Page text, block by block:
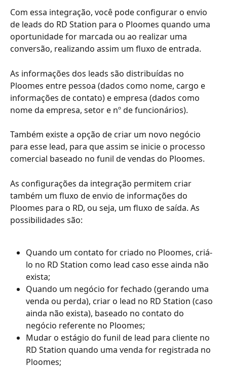
Com essa integração, você pode configurar o envio
de leads do RD Station para o Ploomes quando uma
oportunidade for marcada ou ao realizar uma
conversão, realizando assim um fluxo de entrada.
As informações dos leads são distribuídas no
Ploomes entre pessoa (dados como nome, cargo e
informações de contato) e empresa (dados como
nome da empresa, setor e nº de funcionários).
Também existe a opção de criar um novo negócio
para esse lead, para que assim se inicie o processo
comercial baseado no funil de vendas do Ploomes.
As configurações da integração permitem criar
também um fluxo de envio de informações do
Ploomes para o RD, ou seja, um fluxo de saída. As
possibilidades são:
Quando um contato for criado no Ploomes, criá-
lo no RD Station como lead caso esse ainda não
exista;
Quando um negócio for fechado (gerando uma
venda ou perda), criar o lead no RD Station (caso
ainda não exista), baseado no contato do
negócio referente no Ploomes;
Mudar o estágio do funil de lead para cliente no
RD Station quando uma venda for registrada no
Ploomes;